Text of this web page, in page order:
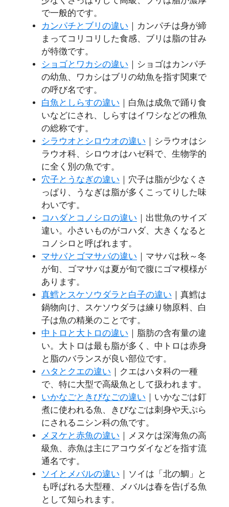
で一般的です。
カンパチとブリの違い ｜カンパチは身が締
まってコリコリした食感、ブリは脂の甘み
が特徴です。
ショゴとワカシの違い ｜ショゴはカンパチ
の幼魚、ワカシはブリの幼魚を指す関東で
の呼び名です。
白魚としらすの違い ｜白魚は成魚で踊り食
いなどにされ、しらすはイワシなどの稚魚
の総称です。
シラウオとシロウオの違い ｜シラウオはシ
ラウオ科、シロウオはハゼ科で、生物学的
に全く別の魚です。
穴子とうなぎの違い ｜穴子は脂が少なくさ
っぱり、うなぎは脂が多くこってりした味
わいです。
コハダとコノシロの違い ｜出世魚のサイズ
違い。小さいものがコハダ、大きくなると
コノシロと呼ばれます。
マサバとゴマサバの違い ｜マサバは秋～冬
が旬、ゴマサバは夏が旬で腹にゴマ模様が
あります。
真鱈とスケソウダラと白子の違い ｜真鱈は
鍋物向け、スケソウダラは練り物原料、白
子は魚の精巣のことです。
中トロと大トロの違い ｜脂肪の含有量の違
い。大トロは最も脂が多く、中トロは赤身
と脂のバランスが良い部位です。
ハタとクエの違い ｜クエはハタ科の一種
で、特に大型で高級魚として扱われます。
いかなごときびなごの違い ｜いかなごは釘
煮に使われる魚、きびなごは刺身や天ぷら
にされるニシン科の魚です。
メヌケと赤魚の違い ｜メヌケは深海魚の高
級魚、赤魚は主にアコウダイなどを指す流
通名です。
ソイとメバルの違い ｜ソイは「北の鯛」と
も呼ばれる大型種、メバルは春を告げる魚
として知られます。